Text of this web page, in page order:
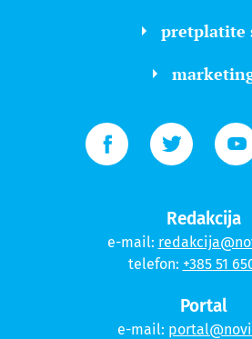
pretplatite
Redakcija
e-mail:
telefon: +385 51
Portal
e-mail: